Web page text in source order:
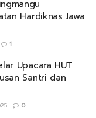
Hardiknas Jawa
1
Upacara HUT
Santri dan
0